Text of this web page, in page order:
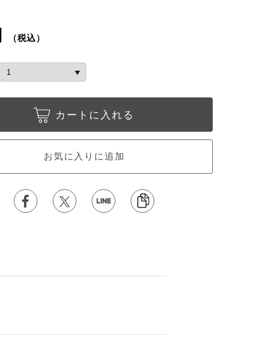
（税込）
カートに入れる
お気に入りに追加